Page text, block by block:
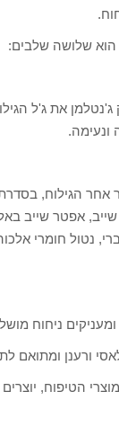
הוא שלושה שלבים:
את ג'ל
ונעימה.
הגילוח,
אפטר שייב
נטול חומרי
ניחוח
ורענן ומתואם
הטיפוח, יוצרים